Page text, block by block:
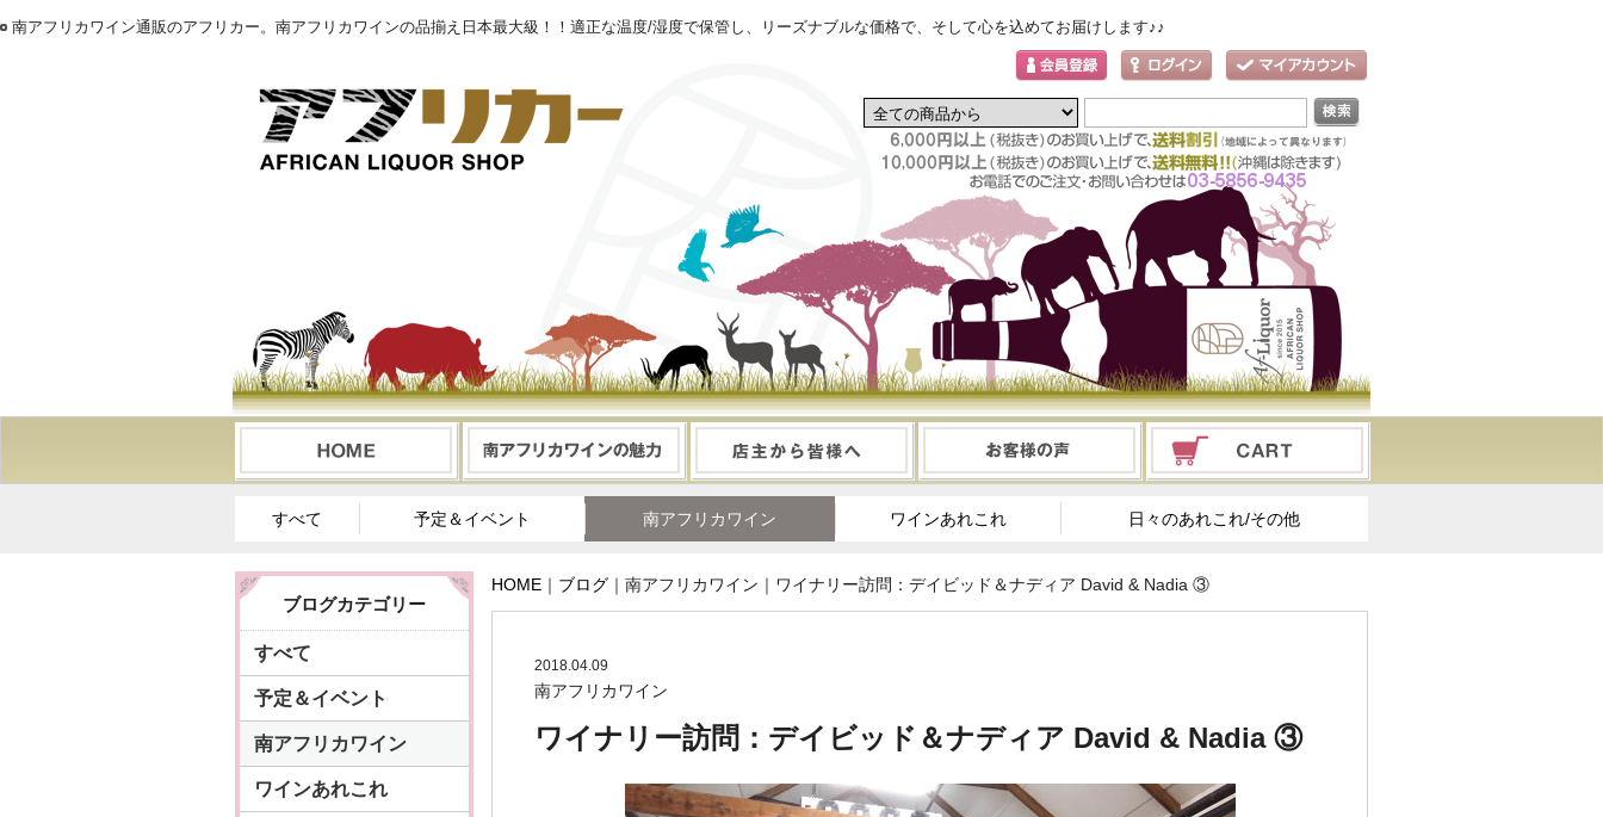
南アフリカワイン通販のアフリカー。南アフリカワインの品揃え日本最大級！！適正な温度/湿度で保管し、リーズナブルな価格で、そして心を込めてお届けします♪♪
すべて 予定＆イベント 南アフリカワイン ワインあれこれ 日々のあれこれ/その他
HOME ｜ ブログ ｜南アフリカワイン｜ワイナリー訪問：デイビッド＆ナディア David & Nadia ③
2018.04.09
南アフリカワイン
ワイナリー訪問：デイビッド＆ナディア David & Nadia ③
ブログカテゴリー
すべて
予定＆イベント
南アフリカワイン
ワインあれこれ